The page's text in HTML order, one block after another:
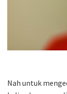
Nah untuk